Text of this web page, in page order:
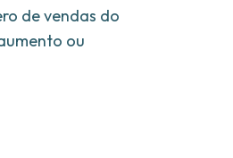
de vendas do
ou